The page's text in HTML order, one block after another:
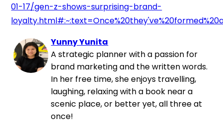
01-17/gen-z-shows-surprising-brand-
Yunny Yunita
A strategic planner with a passion for
brand marketing and the written words.
In her free time, she enjoys travelling,
laughing, relaxing with a book near a
scenic place, or better yet, all three at
once!